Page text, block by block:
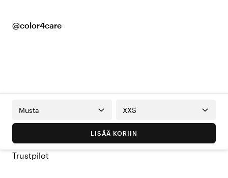
@color4care
Musta XXS
LISÄÄ KORIIN
Trustpilot